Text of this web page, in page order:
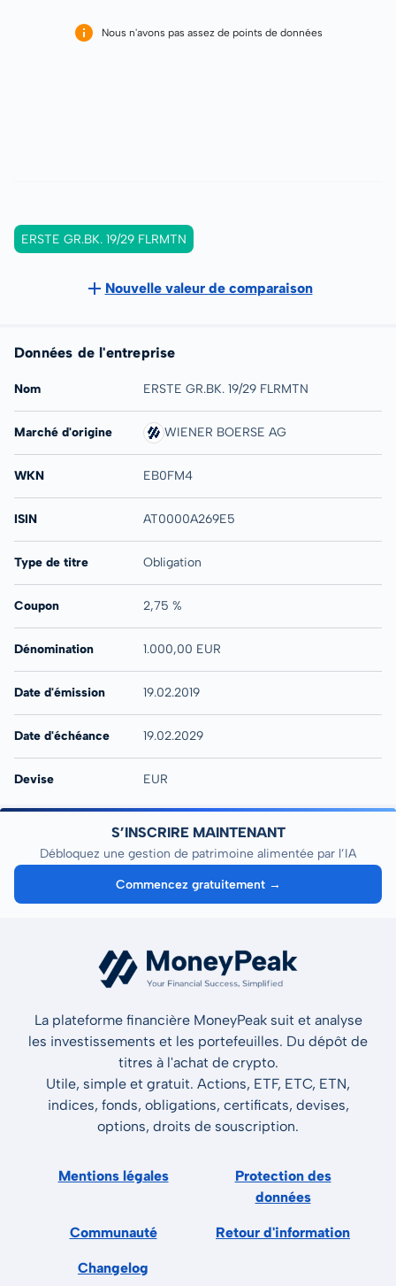
Nous n'avons pas assez de points de données
ERSTE GR.BK. 19/29 FLRMTN
Nouvelle valeur de comparaison
Données de l'entreprise
Nom ERSTE GR.BK. 19/29 FLRMTN
Marché d'origine WIENER BOERSE AG
WKN EB0FM4
ISIN AT0000A269E5
Type de titre Obligation
Coupon 2,75 %
Dénomination 1.000,00 EUR
Date d'émission 19.02.2019
Date d'échéance 19.02.2029
Devise EUR
S’INSCRIRE MAINTENANT
Débloquez une gestion de patrimoine alimentée par l’IA
Commencez gratuitement →
La plateforme financière MoneyPeak suit et analyse
les investissements et les portefeuilles. Du dépôt de
titres à l'achat de crypto.
Utile, simple et gratuit. Actions, ETF, ETC, ETN,
indices, fonds, obligations, certificats, devises,
options, droits de souscription.
Mentions légales
Protection des
données
Communauté Retour d'information
Changelog